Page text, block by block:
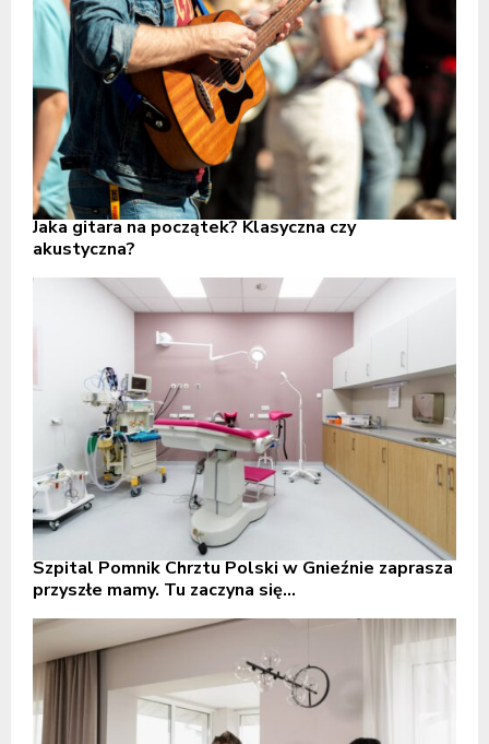
Jaka gitara na początek? Klasyczna czy
akustyczna?
Szpital Pomnik Chrztu Polski w Gnieźnie zaprasza
przyszłe mamy. Tu zaczyna się...